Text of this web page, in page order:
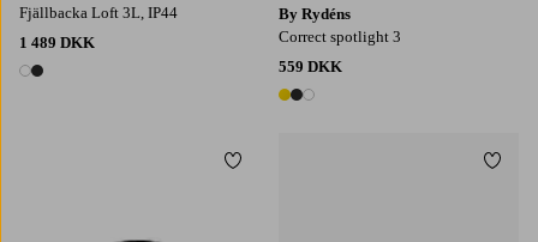
Fjällbacka Loft 3L, IP44
1 489 DKK
2 farver
By Rydéns
Correct spotlight 3
559 DKK
3 farver
Tilføj til favoritter